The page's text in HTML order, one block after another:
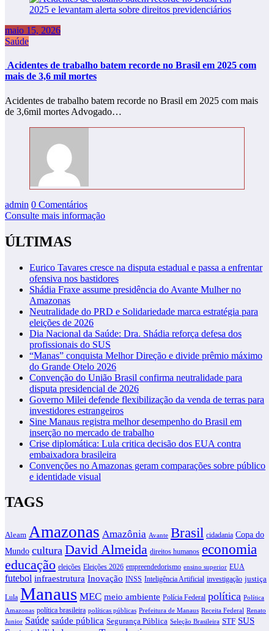
maio 15, 2026
Saúde
Acidentes de trabalho batem recorde no Brasil em 2025 com
mais de 3,6 mil mortes
Acidentes de trabalho batem recorde no Brasil em 2025 com mais
de 3,6mil mortes Advogado…
admin 0 Comentários
Consulte mais informação
ÚLTIMAS
Eurico Tavares cresce na disputa estadual e passa a enfrentar
ofensiva nos bastidores
Shádia Fraxe assume presidência do Avante Mulher no
Amazonas
Neutralidade do PRD e Solidariedade marca estratégia para
eleições de 2026
Dia Nacional da Saúde: Dra. Shádia reforça defesa dos
profissionais do SUS
“Manas” conquista Melhor Direção e divide prêmio máximo
do Grande Otelo 2026
Convenção do União Brasil confirma neutralidade para
disputa presidencial de 2026
Governo Milei defende flexibilização da venda de terras para
investidores estrangeiros
Sine Manaus registra melhor desempenho do Brasil em
inserção no mercado de trabalho
Crise diplomática: Lula critica decisão dos EUA contra
embaixadora brasileira
Convenções no Amazonas geram comparações sobre público
e identidade visual
TAGS
Aleam Amazonas Amazônia Avante Brasil cidadania Copa do
Mundo cultura David Almeida direitos humanos economia
educação eleições Eleições 2026 empreendedorismo ensino superior EUA
futebol infraestrutura Inovação INSS Inteligência Artificial investigação justiça
Lula Manaus MEC meio ambiente Polícia Federal política Política
Amazonas política brasileira políticas públicas Prefeitura de Manaus Receita Federal Renato
Junior Saúde saúde pública Segurança Pública Seleção Brasileira STF SUS